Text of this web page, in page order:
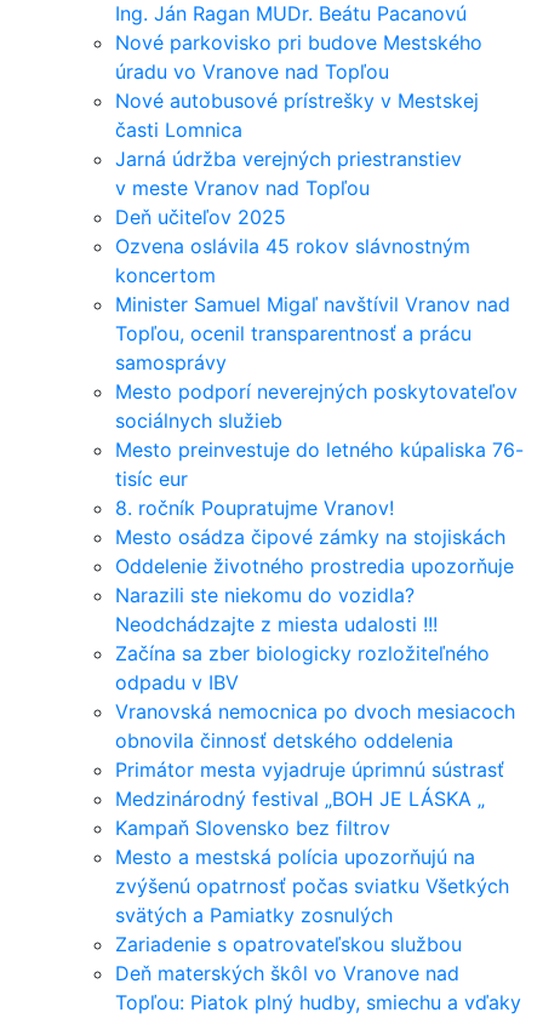
Ing. Ján Ragan MUDr. Beátu Pacanovú
Nové parkovisko pri budove Mestského
úradu vo Vranove nad Topľou
Nové autobusové prístrešky v Mestskej
časti Lomnica
Jarná údržba verejných priestranstiev
v meste Vranov nad Topľou
Deň učiteľov 2025
Ozvena oslávila 45 rokov slávnostným
koncertom
Minister Samuel Migaľ navštívil Vranov nad
Topľou, ocenil transparentnosť a prácu
samosprávy
Mesto podporí neverejných poskytovateľov
sociálnych služieb
Mesto preinvestuje do letného kúpaliska 76-
tisíc eur
8. ročník Poupratujme Vranov!
Mesto osádza čipové zámky na stojiskách
Oddelenie životného prostredia upozorňuje
Narazili ste niekomu do vozidla?
Neodchádzajte z miesta udalosti !!!
Začína sa zber biologicky rozložiteľného
odpadu v IBV
Vranovská nemocnica po dvoch mesiacoch
obnovila činnosť detského oddelenia
Primátor mesta vyjadruje úprimnú sústrasť
Medzinárodný festival „BOH JE LÁSKA „
Kampaň Slovensko bez filtrov
Mesto a mestská polícia upozorňujú na
zvýšenú opatrnosť počas sviatku Všetkých
svätých a Pamiatky zosnulých
Zariadenie s opatrovateľskou službou
Deň materských škôl vo Vranove nad
Topľou: Piatok plný hudby, smiechu a vďaky